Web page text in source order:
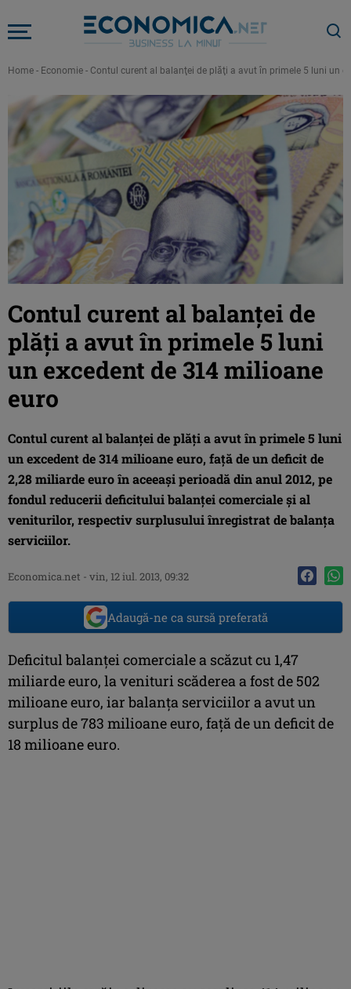
Home - Economie - Contul curent al balanţei de plăţi a avut în primele 5 luni un
Contul curent al balanţei de
plăţi a avut în primele 5 luni
un excedent de 314 milioane
euro
Contul curent al balanţei de plăţi a avut în primele 5 luni
un excedent de 314 milioane euro, faţă de un deficit de
2,28 miliarde euro în aceeaşi perioadă din anul 2012, pe
fondul reducerii deficitului balanţei comerciale şi al
veniturilor, respectiv surplusului înregistrat de balanţa
serviciilor.
Economica.net - vin, 12 iul. 2013, 09:32
Adaugă-ne ca sursă preferată
Deficitul balanţei comerciale a scăzut cu 1,47
miliarde euro, la venituri scăderea a fost de 502
milioane euro, iar balanţa serviciilor a avut un
surplus de 783 milioane euro, faţă de un deficit de
18 milioane euro.